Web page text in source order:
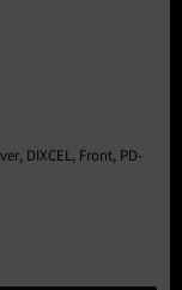
, DIXCEL, Front, PD-